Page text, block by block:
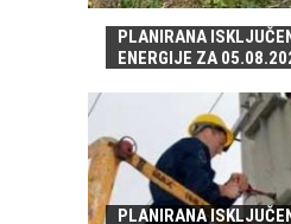
PLANIRANA
ENERGIJE ZA
PLANIRANA